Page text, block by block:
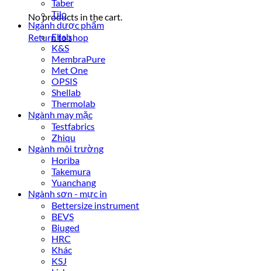
No products in the cart.
Return to shop
Taber
Tilo
Ngành dược phẩm
Ellab
K&S
MembraPure
Met One
OPSIS
Shellab
Thermolab
Ngành may mặc
Testfabrics
Zhiqu
Ngành môi trường
Horiba
Takemura
Yuanchang
Ngành sơn - mực in
Bettersize instrument
BEVS
Biuged
HRC
Khác
KSJ